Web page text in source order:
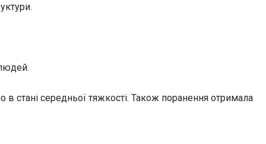
в стані середньої тяжкості. Також поранення отримала